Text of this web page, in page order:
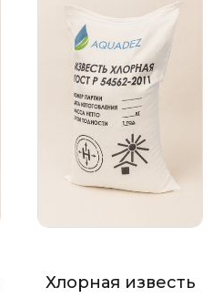
Хлорная известь